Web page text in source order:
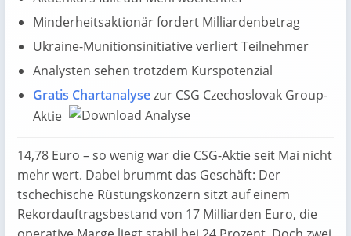
Minderheitsaktionär fordert Milliardenbetrag
Ukraine-Munitionsinitiative verliert Teilnehmer
Analysten sehen trotzdem Kurspotenzial
Gratis Chartanalysezur CSG Czechoslovak Group-
Aktie
14,78 Euro – so wenig war die CSG-Aktie seit Mai nicht
mehr wert. Dabei brummt das Geschäft: Der
tschechische Rüstungskonzern sitzt auf einem
Rekordauftragsbestand von 17 Milliarden Euro, die